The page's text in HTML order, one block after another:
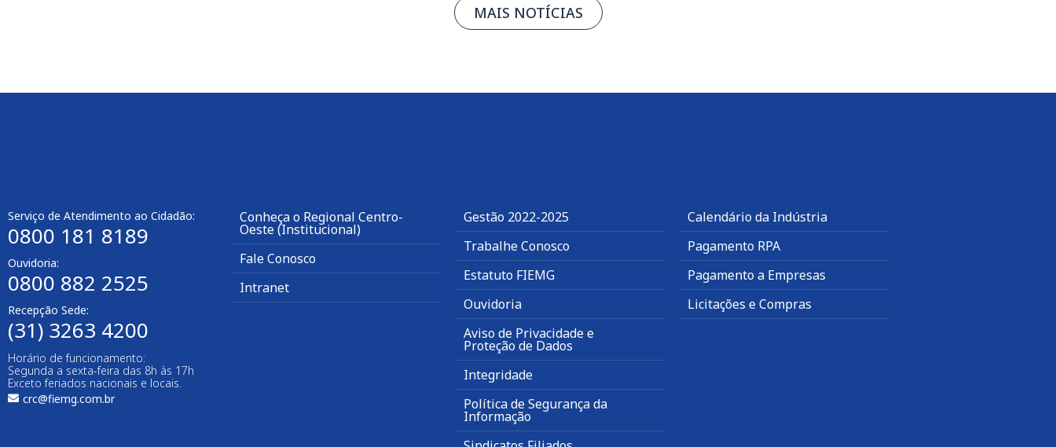
MAIS NOTÍCIAS
Serviço de Atendimento ao Cidadão:
0800 181 8189
Ouvidoria:
0800 882 2525
Recepção Sede:
(31) 3263 4200
Horário de funcionamento:
Segunda a sexta-feira das 8h às 17h
Exceto feriados nacionais e locais.
crc@fiemg.com.br
Conheça o Regional Centro-
Oeste (Institucional)
Fale Conosco
Intranet
Gestão 2022-2025
Trabalhe Conosco
Estatuto FIEMG
Ouvidoria
Aviso de Privacidade e
Proteção de Dados
Integridade
Política de Segurança da
Informação
Calendário da Indústria
Pagamento RPA
Pagamento a Empresas
Licitações e Compras